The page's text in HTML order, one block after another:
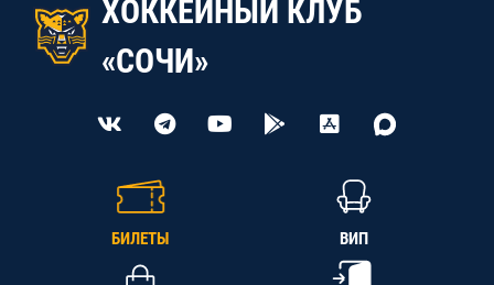
ХОККЕЙНЫЙ КЛУБ
«СОЧИ»
БИЛЕТЫ ВИП